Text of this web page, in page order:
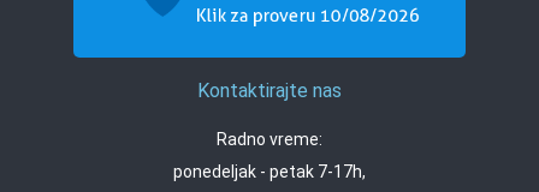
Kontaktirajte nas
Radno vreme:
ponedeljak - petak 7-17h,